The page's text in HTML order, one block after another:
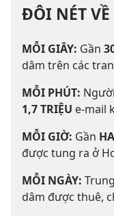
ĐÔI NÉT
MỖI GIÂY: Gần
dâm trên các
MỖI PHÚT:
1,7 TRIỆU e-mail
MỖI GIỜ: Gần
được tung ra ở
MỖI NGÀY:
dâm được thuê,